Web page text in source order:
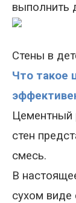
выполнить
Стены в
Что такое
Цементный
стен
смесь.
В
сухом